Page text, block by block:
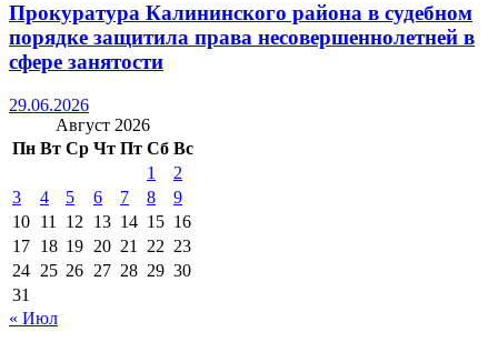
Прокуратура Калининского района в судебном
порядке защитила права несовершеннолетней в
сфере занятости
29.06.2026
Август 2026
Пн Вт Ср Чт Пт Сб Вс
1
2
3
4 5 6 7 8
9
10 11 12 13 14 15 16
17 18 19 20 21 22 23
24 25 26 27 28 29 30
31
« Июл